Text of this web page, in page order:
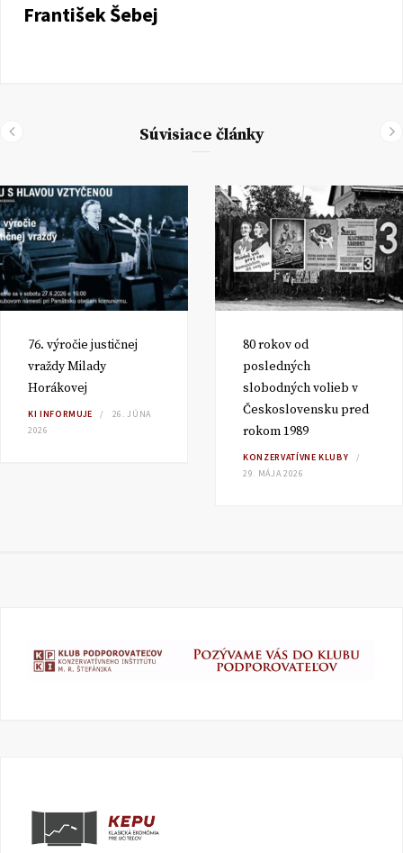
František Šebej
Súvisiace články
76. výročie justičnej
vraždy Milady
Horákovej
KI INFORMUJE
26. JÚNA
2026
80 rokov od
posledných
slobodných volieb v
Československu pred
rokom 1989
KONZERVATÍVNE KLUBY
29. MÁJA 2026